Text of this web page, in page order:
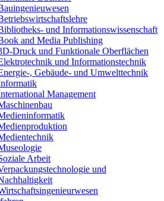
und Informationswissenschaft
and Media Publishing
Druck und Funktionale Oberflächen
und Informationstechnik
, Gebäude- und Umwelttechnik
Management
Arbeit
und